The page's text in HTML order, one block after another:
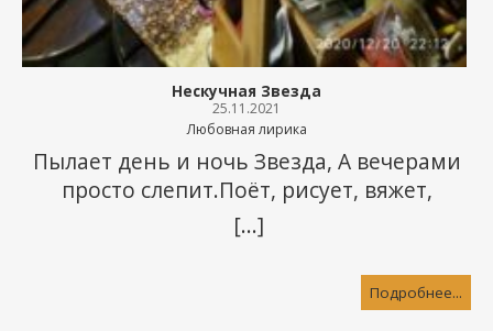
Нескучная Звезда
25.11.2021
Любовная лирика
Пылает день и ночь Звезда, А вечерами
просто слепит.Поёт, рисует, вяжет,
лепит…И не скучает никогда — Совсем
нескучная Звезда. Гоняет быстро и
легкоПо ограмадному простору.Свернуть
любую может гору.Пусть далеко и высоко,
[...]
Подробнее...